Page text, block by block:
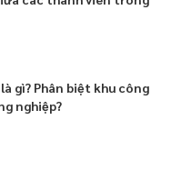
gì? Phân biệt khu công
nghiệp?